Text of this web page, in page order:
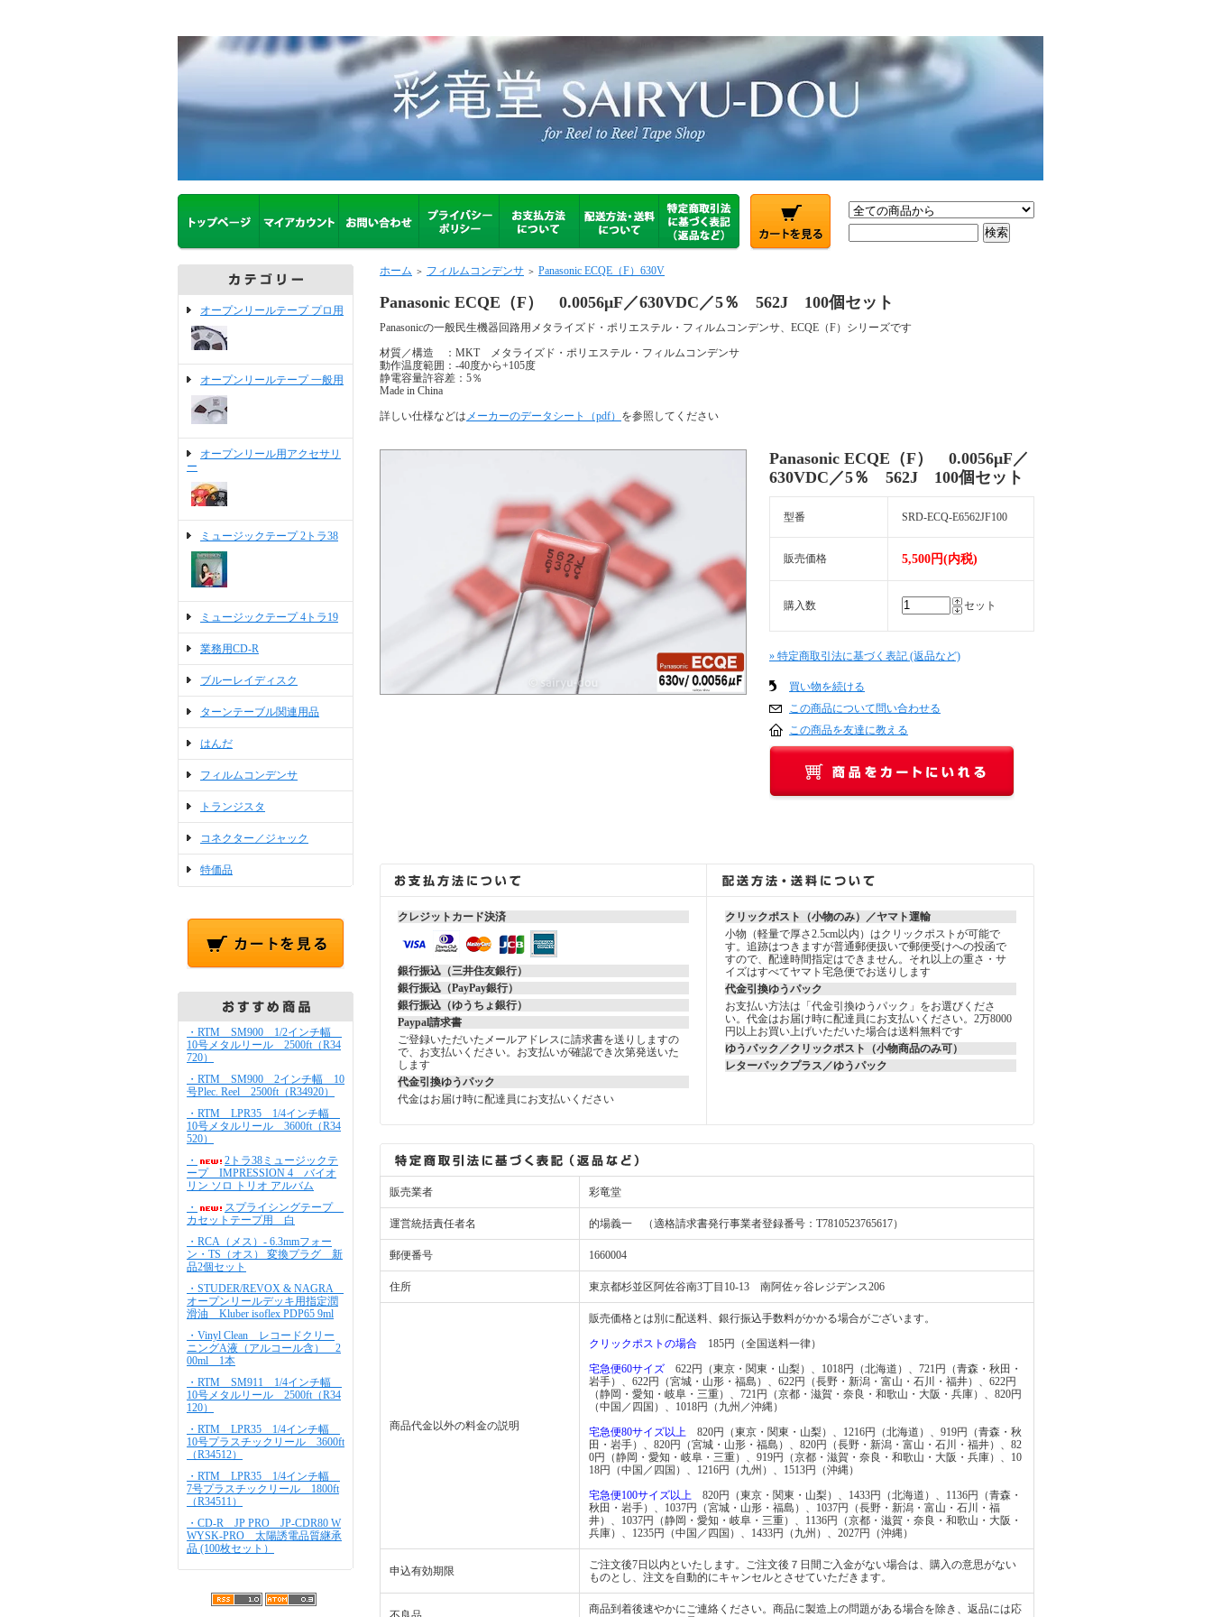
オープンリールテープ プロ用
オープンリールテープ 一般用
オープンリール用アクセサリ
ー
ミュージックテープ 2トラ38
ミュージックテープ 4トラ19
業務用CD-R
ブルーレイディスク
ターンテーブル関連用品
はんだ
フィルムコンデンサ
トランジスタ
コネクター／ジャック
特価品
・RTM SM900 1/2インチ幅
10号メタルリール 2500ft（R34
720）
・RTM SM900 2インチ幅 10
号Plec. Reel 2500ft（R34920）
・RTM LPR35 1/4インチ幅
10号メタルリール 3600ft（R34
520）
・
2トラ38ミュージックテ
ープ IMPRESSION 4 バイオ
リン ソロ トリオ アルバム
・
スプライシングテープ
カセットテープ用 白
・RCA（メス）- 6.3mmフォー
ン・TS（オス） 変換プラグ 新
品2個セット
・STUDER/REVOX & NAGRA
オープンリールデッキ用指定潤
滑油 Kluber isoflex PDP65 9ml
・Vinyl Clean レコードクリー
ニングA液（アルコール含） 2
00ml 1本
・RTM SM911 1/4インチ幅
10号メタルリール 2500ft（R34
120）
・RTM LPR35 1/4インチ幅
10号プラスチックリール 3600ft
（R34512）
・RTM LPR35 1/4インチ幅
7号プラスチックリール 1800ft
（R34511）
・CD-R JP PRO JP-CDR80 W
WYSK-PRO 太陽誘電品質継承
品 (100枚セット）
ホーム ＞ フィルムコンデンサ ＞ Panasonic ECQE（F）630V
Panasonic ECQE（F） 0.0056μF／630VDC／5％ 562J 100個セット
Panasonicの一般民生機器回路用メタライズド・ポリエステル・フィルムコンデンサ、ECQE（F）シリーズです
材質／構造 ：MKT メタライズド・ポリエステル・フィルムコンデンサ
動作温度範囲：-40度から+105度
静電容量許容差：5％
Made in China
詳しい仕様などは メーカーのデータシート（pdf） を参照してください
Panasonic ECQE（F） 0.0056μF／
630VDC／5％ 562J 100個セット
型番 SRD-ECQ-E6562JF100
販売価格 5,500円(内税)
購入数 セット
» 特定商取引法に基づく表記 (返品など)
買い物を続ける
この商品について問い合わせる
この商品を友達に教える
クレジットカード決済
銀行振込（三井住友銀行）
銀行振込（PayPay銀行）
銀行振込（ゆうちょ銀行）
Paypal請求書
ご登録いただいたメールアドレスに請求書を送りしますの
で、お支払いください。お支払いが確認でき次第発送いた
します
代金引換ゆうパック
代金はお届け時に配達員にお支払いください
クリックポスト（小物のみ）／ヤマト運輸
小物（軽量で厚さ2.5cm以内）はクリックポストが可能で
す。追跡はつきますが普通郵便扱いで郵便受けへの投函で
すので、配達時間指定はできません。それ以上の重さ・サ
イズはすべてヤマト宅急便でお送りします
代金引換ゆうパック
お支払い方法は「代金引換ゆうパック」をお選びくださ
い。代金はお届け時に配達員にお支払いください。2万8000
円以上お買い上げいただいた場合は送料無料です
ゆうパック／クリックポスト（小物商品のみ可）
レターパックプラス／ゆうパック
販売業者 彩竜堂
運営統括責任者名 的場義一 （適格請求書発行事業者登録番号：T7810523765617）
郵便番号 1660004
住所 東京都杉並区阿佐谷南3丁目10-13 南阿佐ヶ谷レジデンス206
商品代金以外の料金の説明
販売価格とは別に配送料、銀行振込手数料がかかる場合がございます。
クリックポストの場合 185円（全国送料一律）
宅急便60サイズ 622円（東京・関東・山梨）、1018円（北海道）、721円（青森・秋田・
岩手）、622円（宮城・山形・福島）、622円（長野・新潟・富山・石川・福井）、622円
（静岡・愛知・岐阜・三重）、721円（京都・滋賀・奈良・和歌山・大阪・兵庫）、820円
（中国／四国）、1018円（九州／沖縄）
宅急便80サイズ以上 820円（東京・関東・山梨）、1216円（北海道）、919円（青森・秋
田・岩手）、820円（宮城・山形・福島）、820円（長野・新潟・富山・石川・福井）、82
0円（静岡・愛知・岐阜・三重）、919円（京都・滋賀・奈良・和歌山・大阪・兵庫）、10
18円（中国／四国）、1216円（九州）、1513円（沖縄）
宅急便100サイズ以上 820円（東京・関東・山梨）、1433円（北海道）、1136円（青森・
秋田・岩手）、1037円（宮城・山形・福島）、1037円（長野・新潟・富山・石川・福
井）、1037円（静岡・愛知・岐阜・三重）、1136円（京都・滋賀・奈良・和歌山・大阪・
兵庫）、1235円（中国／四国）、1433円（九州）、2027円（沖縄）
申込有効期限
ご注文後7日以内といたします。ご注文後７日間ご入金がない場合は、購入の意思がない
ものとし、注文を自動的にキャンセルとさせていただきます。
商品到着後速やかにご連絡ください。商品に製造上の問題がある場合を除き、返品には応